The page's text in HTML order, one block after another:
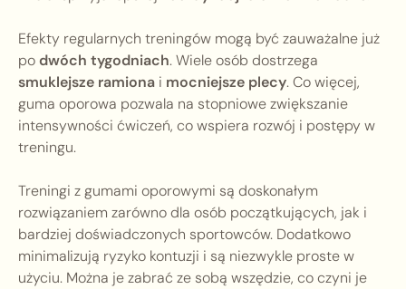
Efekty regularnych treningów mogą być zauważalne już
podwóch tygodniach. Wiele osób dostrzega
smuklejsze ramiona i mocniejsze plecy. Co więcej,
guma oporowa pozwala na stopniowe zwiększanie
intensywności ćwiczeń, co wspiera rozwój i postępy w
treningu.
Treningi z gumami oporowymi są doskonałym
rozwiązaniem zarówno dla osób początkujących, jak i
bardziej doświadczonych sportowców. Dodatkowo
minimalizują ryzyko kontuzji i są niezwykle proste w
użyciu. Można je zabrać ze sobą wszędzie, co czyni je